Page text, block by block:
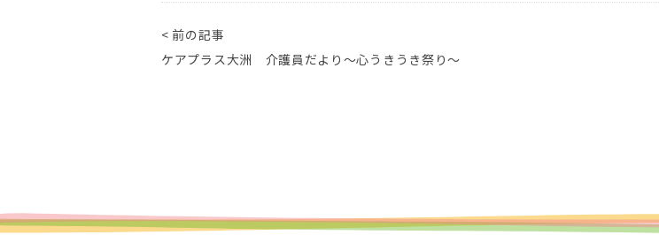
< 前の記事
ケアプラス大洲 介護員だより～心うきうき祭り～